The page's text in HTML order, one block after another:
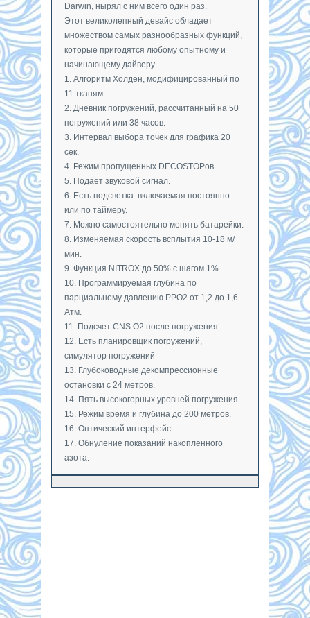
Darwin, нырял с ним всего один раз.
Этот великолепный девайс обладает
множеством самых разнообразных функций,
которые пригодятся любому опытному и
начинающему дайверу.
1. Алгоритм Холден, модифицированный по
11 тканям.
2. Дневник погружений, рассчитанный на 50
погружений или 38 часов.
3. Интервал выбора точек для графика 20
сек.
4. Режим пропущенных DECOSTOPов.
5. Подает звуковой сигнал.
6. Есть подсветка: включаемая постоянно
или по таймеру.
7. Можно самостоятельно менять батарейки.
8. Изменяемая скорость всплытия 10-18 м/
мин.
9. Функция NITROX до 50% с шагом 1%.
10. Программируемая глубина по
парциальному давлению PPO2 от 1,2 до 1,6
Атм.
11. Подсчет CNS O2 после погружения.
12. Есть планировщик погружений,
симулятор погружений
13. Глубоководные декомпрессионные
остановки с 24 метров.
14. Пять высокогорных уровней погружения.
15. Режим время и глубина до 200 метров.
16. Оптический интерфейс.
17. Обнуление показаний накопленного
азота.